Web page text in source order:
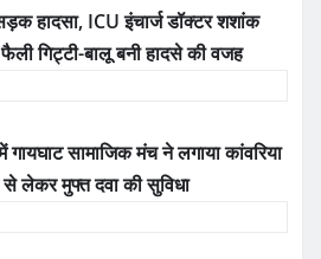
हादसा, ICU इंचार्ज डॉक्टर शशांक
गिट्टी-बालू बनी हादसे की वजह
गायघाट सामाजिक मंच ने लगाया कांवरिया
से लेकर मुफ्त दवा की सुविधा